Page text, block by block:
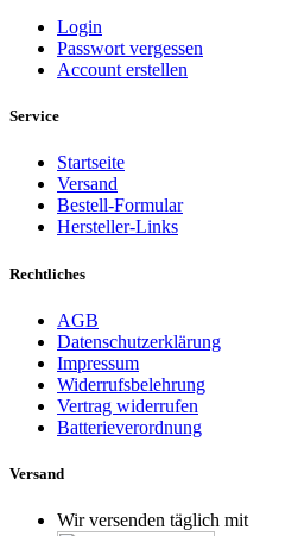
Login
Passwort vergessen
Account erstellen
Service
Startseite
Versand
Bestell-Formular
Hersteller-Links
Rechtliches
AGB
Datenschutzerklärung
Impressum
Widerrufsbelehrung
Vertrag widerrufen
Batterieverordnung
Versand
Wir versenden täglich mit